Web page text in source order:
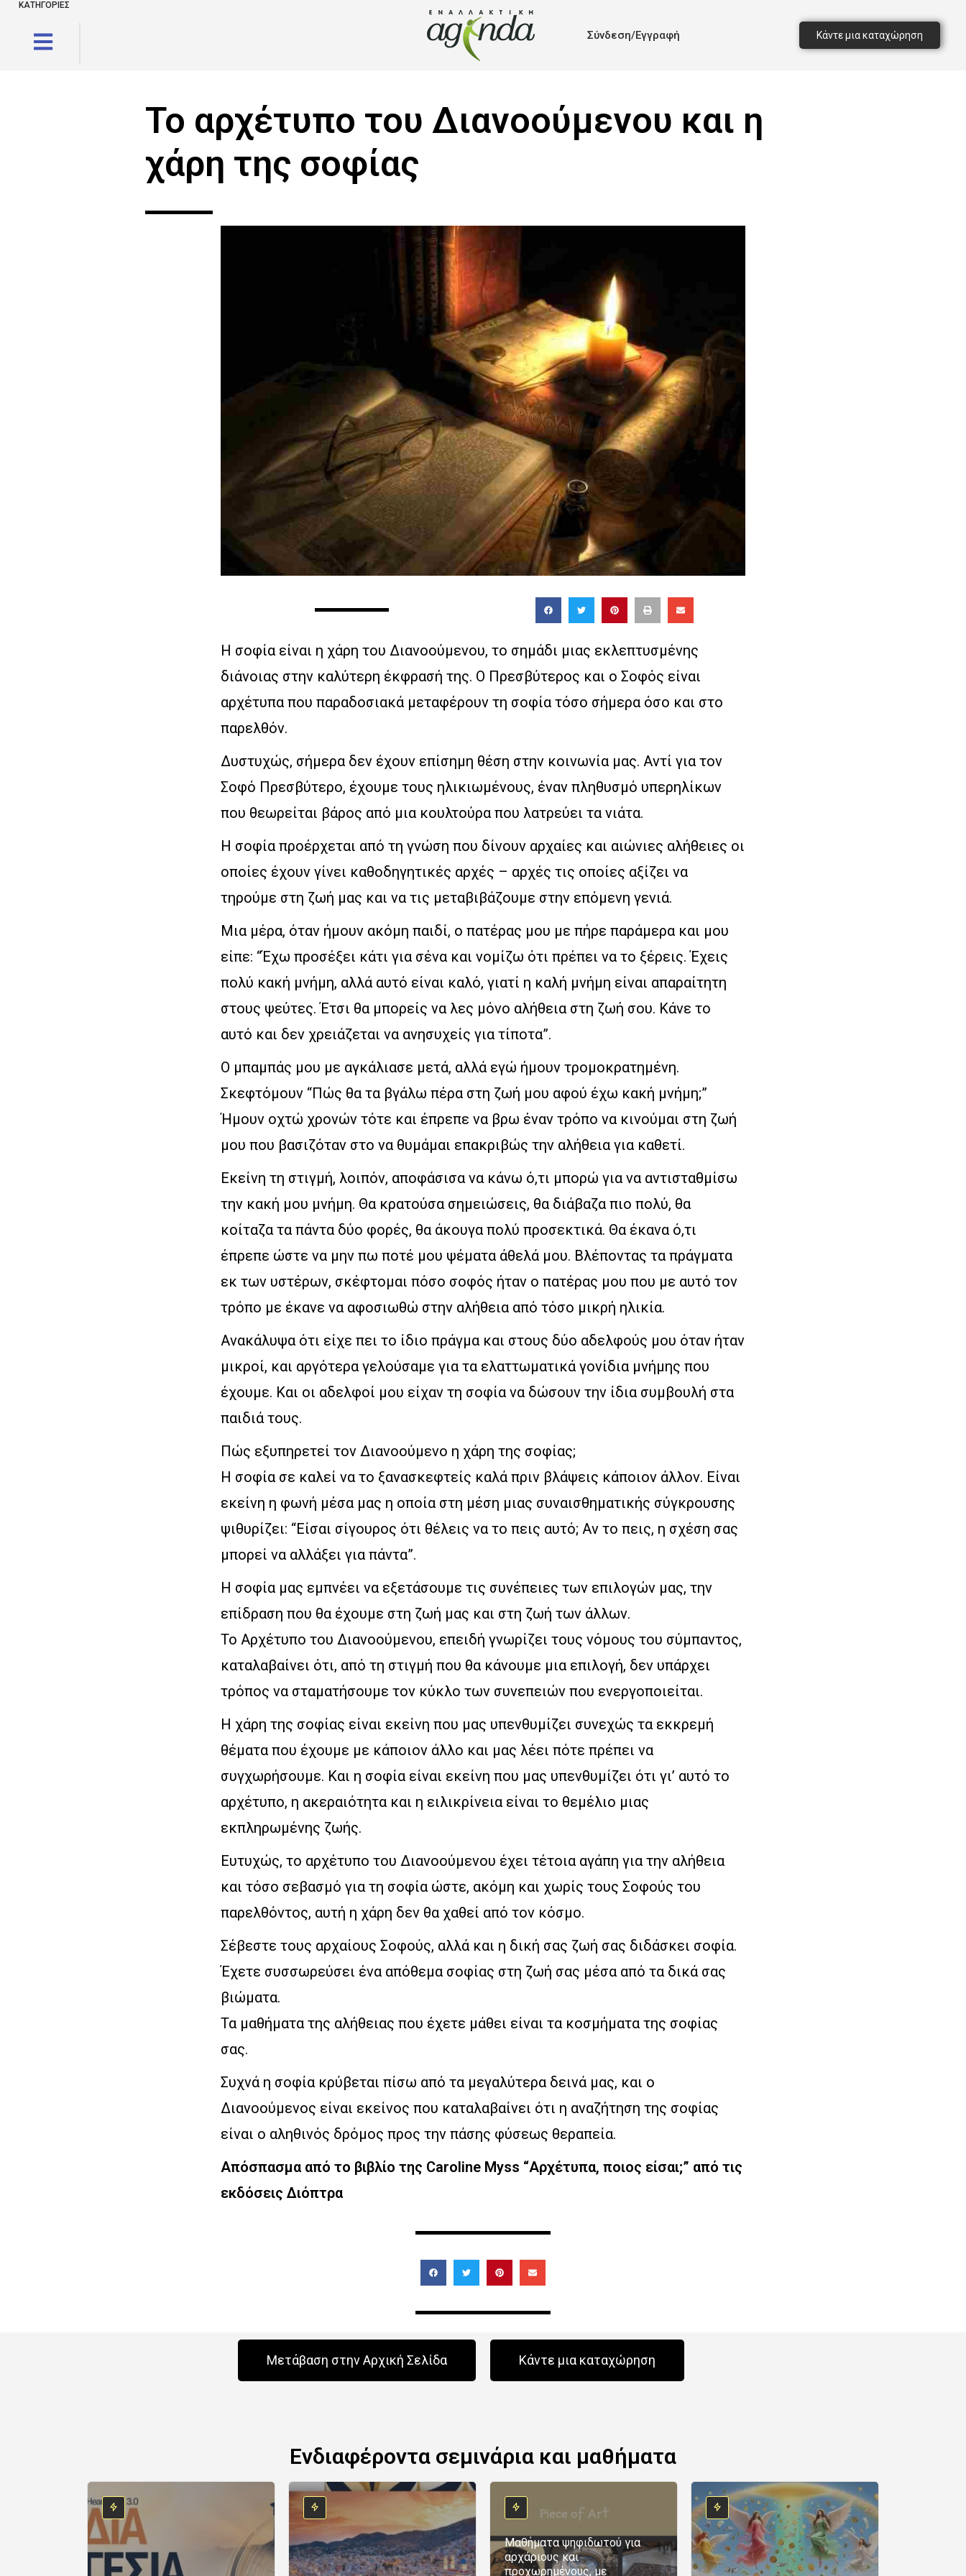
ΚΑΤΗΓΟΡΙΕΣ
Σύνδεση/Εγγραφή Κάντε μια καταχώρηση
Το αρχέτυπο του Διανοούμενου και η
χάρη της σοφίας
Η σοφία είναι η χάρη του Διανοούμενου, το σημάδι μιας εκλεπτυσμένης
διάνοιας στην καλύτερη έκφρασή της. Ο Πρεσβύτερος και ο Σοφός είναι
αρχέτυπα που παραδοσιακά μεταφέρουν τη σοφία τόσο σήμερα όσο και στο
παρελθόν.
Δυστυχώς, σήμερα δεν έχουν επίσημη θέση στην κοινωνία μας. Αντί για τον
Σοφό Πρεσβύτερο, έχουμε τους ηλικιωμένους, έναν πληθυσμό υπερηλίκων
που θεωρείται βάρος από μια κουλτούρα που λατρεύει τα νιάτα.
Η σοφία προέρχεται από τη γνώση που δίνουν αρχαίες και αιώνιες αλήθειες οι
οποίες έχουν γίνει καθοδηγητικές αρχές – αρχές τις οποίες αξίζει να
τηρούμε στη ζωή μας και να τις μεταβιβάζουμε στην επόμενη γενιά.
Μια μέρα, όταν ήμουν ακόμη παιδί, ο πατέρας μου με πήρε παράμερα και μου
είπε: “Έχω προσέξει κάτι για σένα και νομίζω ότι πρέπει να το ξέρεις. Έχεις
πολύ κακή μνήμη, αλλά αυτό είναι καλό, γιατί η καλή μνήμη είναι απαραίτητη
στους ψεύτες. Έτσι θα μπορείς να λες μόνο αλήθεια στη ζωή σου. Κάνε το
αυτό και δεν χρειάζεται να ανησυχείς για τίποτα”.
Ο μπαμπάς μου με αγκάλιασε μετά, αλλά εγώ ήμουν τρομοκρατημένη.
Σκεφτόμουν “Πώς θα τα βγάλω πέρα στη ζωή μου αφού έχω κακή μνήμη;”
Ήμουν οχτώ χρονών τότε και έπρεπε να βρω έναν τρόπο να κινούμαι στη ζωή
μου που βασιζόταν στο να θυμάμαι επακριβώς την αλήθεια για καθετί.
Εκείνη τη στιγμή, λοιπόν, αποφάσισα να κάνω ό,τι μπορώ για να αντισταθμίσω
την κακή μου μνήμη. Θα κρατούσα σημειώσεις, θα διάβαζα πιο πολύ, θα
κοίταζα τα πάντα δύο φορές, θα άκουγα πολύ προσεκτικά. Θα έκανα ό,τι
έπρεπε ώστε να μην πω ποτέ μου ψέματα άθελά μου. Βλέποντας τα πράγματα
εκ των υστέρων, σκέφτομαι πόσο σοφός ήταν ο πατέρας μου που με αυτό τον
τρόπο με έκανε να αφοσιωθώ στην αλήθεια από τόσο μικρή ηλικία.
Ανακάλυψα ότι είχε πει το ίδιο πράγμα και στους δύο αδελφούς μου όταν ήταν
μικροί, και αργότερα γελούσαμε για τα ελαττωματικά γονίδια μνήμης που
έχουμε. Και οι αδελφοί μου είχαν τη σοφία να δώσουν την ίδια συμβουλή στα
παιδιά τους.
Πώς εξυπηρετεί τον Διανοούμενο η χάρη της σοφίας;
Η σοφία σε καλεί να το ξανασκεφτείς καλά πριν βλάψεις κάποιον άλλον. Είναι
εκείνη η φωνή μέσα μας η οποία στη μέση μιας συναισθηματικής σύγκρουσης
ψιθυρίζει: “Είσαι σίγουρος ότι θέλεις να το πεις αυτό; Αν το πεις, η σχέση σας
μπορεί να αλλάξει για πάντα”.
Η σοφία μας εμπνέει να εξετάσουμε τις συνέπειες των επιλογών μας, την
επίδραση που θα έχουμε στη ζωή μας και στη ζωή των άλλων.
Το Αρχέτυπο του Διανοούμενου, επειδή γνωρίζει τους νόμους του σύμπαντος,
καταλαβαίνει ότι, από τη στιγμή που θα κάνουμε μια επιλογή, δεν υπάρχει
τρόπος να σταματήσουμε τον κύκλο των συνεπειών που ενεργοποιείται.
Η χάρη της σοφίας είναι εκείνη που μας υπενθυμίζει συνεχώς τα εκκρεμή
θέματα που έχουμε με κάποιον άλλο και μας λέει πότε πρέπει να
συγχωρήσουμε. Και η σοφία είναι εκείνη που μας υπενθυμίζει ότι γι’ αυτό το
αρχέτυπο, η ακεραιότητα και η ειλικρίνεια είναι το θεμέλιο μιας
εκπληρωμένης ζωής.
Ευτυχώς, το αρχέτυπο του Διανοούμενου έχει τέτοια αγάπη για την αλήθεια
και τόσο σεβασμό για τη σοφία ώστε, ακόμη και χωρίς τους Σοφούς του
παρελθόντος, αυτή η χάρη δεν θα χαθεί από τον κόσμο.
Σέβεστε τους αρχαίους Σοφούς, αλλά και η δική σας ζωή σας διδάσκει σοφία.
Έχετε συσσωρεύσει ένα απόθεμα σοφίας στη ζωή σας μέσα από τα δικά σας
βιώματα.
Τα μαθήματα της αλήθειας που έχετε μάθει είναι τα κοσμήματα της σοφίας
σας.
Συχνά η σοφία κρύβεται πίσω από τα μεγαλύτερα δεινά μας, και ο
Διανοούμενος είναι εκείνος που καταλαβαίνει ότι η αναζήτηση της σοφίας
είναι ο αληθινός δρόμος προς την πάσης φύσεως θεραπεία.
Απόσπασμα από το βιβλίο της Caroline Myss “Αρχέτυπα, ποιος είσαι;” από τις
εκδόσεις Διόπτρα
Μετάβαση στην Αρχική Σελίδα Κάντε μια καταχώρηση
Ενδιαφέροντα σεμινάρια και μαθήματα
Μαθήματα ψηφιδωτού για
αρχάριους και
προχωρημένους, με